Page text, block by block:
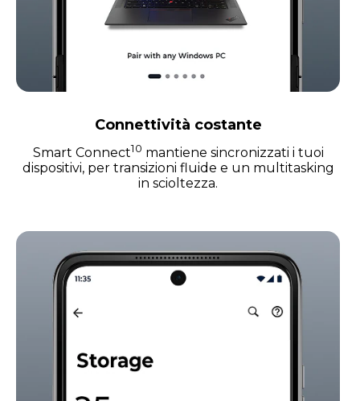
Connettività costante
Smart Connect10 mantiene sincronizzati i tuoi
dispositivi, per transizioni fluide e un multitasking
in scioltezza.